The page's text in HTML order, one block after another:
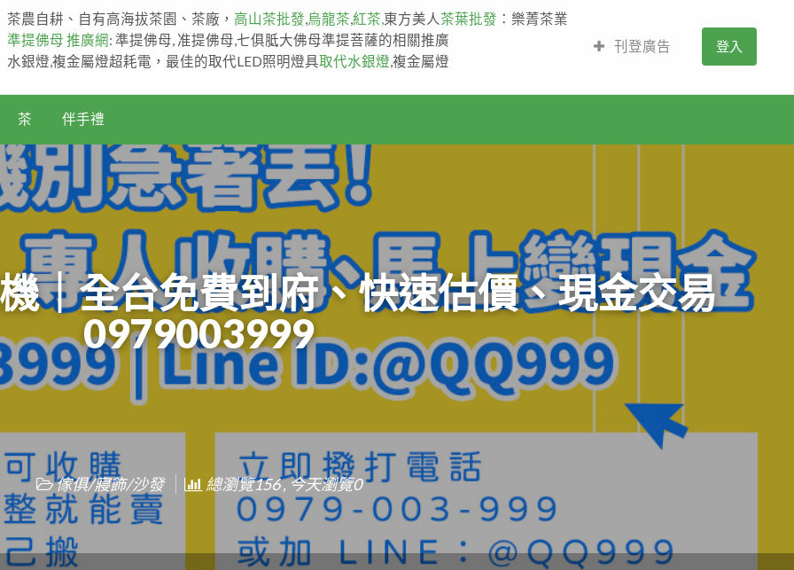
茶農自耕、自有高海拔茶園、茶廠， 高山茶批發 烏龍茶 紅茶, 東方美人 茶葉批發 ：樂菁茶業
準提佛母 推廣網: 準提佛母, 准提佛母,七俱胝大佛母準提菩薩的相關推廣
水銀燈,複金屬燈超耗電，最佳的取代LED照明燈具取代水銀燈 ,複金屬燈
刊登廣告 登入
茶 伴手禮
｜全台免費到府、快速估價、現金交易
0979003999
傢俱/寢飾/沙發 總瀏覽156 , 今天瀏覽0